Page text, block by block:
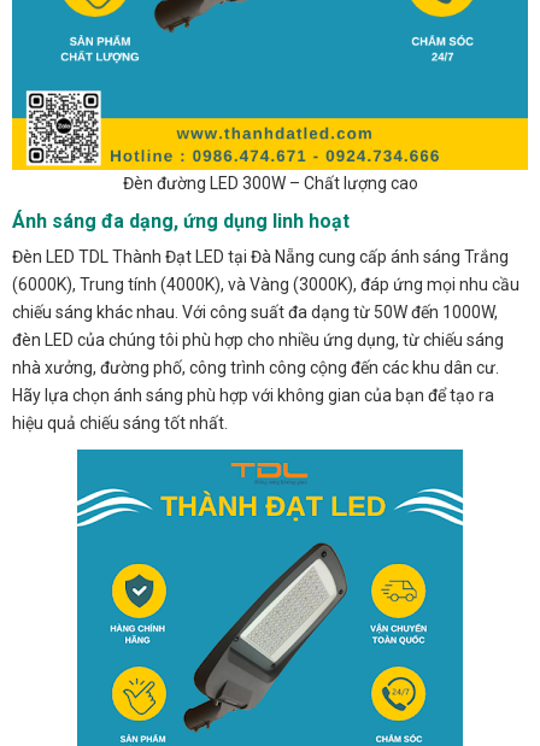
Đèn đường LED 300W – Chất lượng cao
Ánh sáng đa dạng, ứng dụng linh hoạt
Đèn LED TDL Thành Đạt LED tại Đà Nẵng cung cấp ánh sáng Trắng
(6000K), Trung tính (4000K), và Vàng (3000K), đáp ứng mọi nhu cầu
chiếu sáng khác nhau. Với công suất đa dạng từ 50W đến 1000W,
đèn LED của chúng tôi phù hợp cho nhiều ứng dụng, từ chiếu sáng
nhà xưởng, đường phố, công trình công cộng đến các khu dân cư.
Hãy lựa chọn ánh sáng phù hợp với không gian của bạn để tạo ra
hiệu quả chiếu sáng tốt nhất.